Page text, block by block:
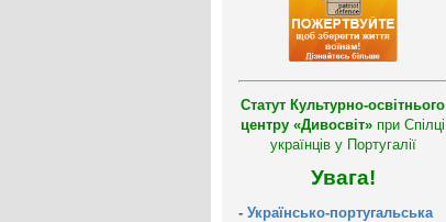
Статут Культурно-освітнього
центру «Дивосвіт» при Спілці
українців у Португалії
Увага!
- Українсько-португальська